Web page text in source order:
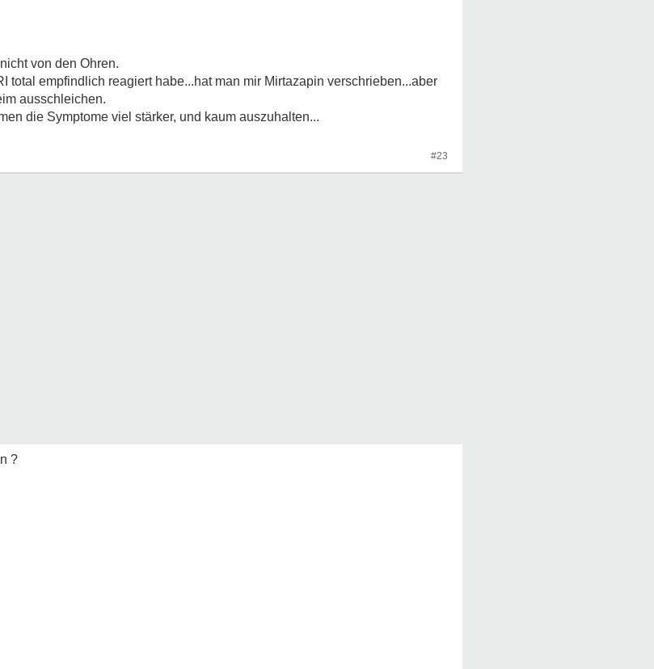
von den Ohren.
total empfindlich reagiert habe...hat man mir Mirtazapin verschrieben...aber
ausschleichen.
die Symptome viel stärker, und kaum auszuhalten...
#23
?